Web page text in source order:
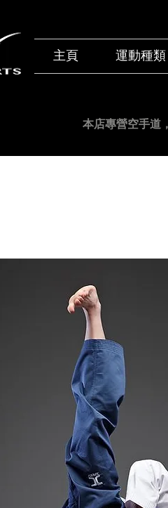
主頁 運動種類
本店專營空手道